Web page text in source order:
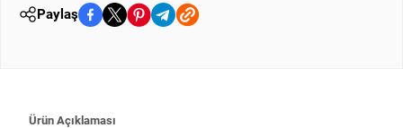
Paylaş
Ürün Açıklaması